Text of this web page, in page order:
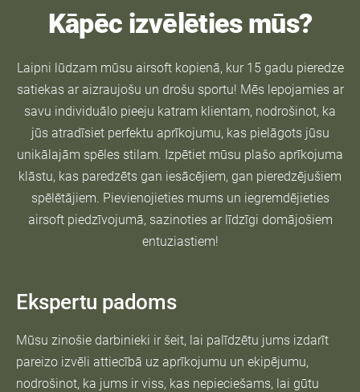
Kāpēc izvēlēties mūs?
Laipni lūdzam mūsu airsoft kopienā, kur 15 gadu pieredze
satiekas ar aizraujošu un drošu sportu! Mēs lepojamies ar
savu individuālo pieeju katram klientam, nodrošinot, ka
jūs atradīsiet perfektu aprīkojumu, kas pielāgots jūsu
unikālajām spēles stilam. Izpētiet mūsu plašo aprīkojuma
klāstu, kas paredzēts gan iesācējiem, gan pieredzējušiem
spēlētājiem. Pievienojieties mums un iegremdējieties
airsoft piedzīvojumā, sazinoties ar līdzīgi domājošiem
entuziastiem!
Ekspertu padoms
Mūsu zinošie darbinieki ir šeit, lai palīdzētu jums izdarīt
pareizo izvēli attiecībā uz aprīkojumu un ekipējumu,
nodrošinot, ka jums ir viss, kas nepieciešams, lai gūtu